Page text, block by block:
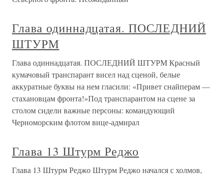
Глава одиннадцатая. ПОСЛЕДНИЙ
ШТУРМ
Глава одиннадцатая. ПОСЛЕДНИЙ ШТУРМ Красный
кумачовый транспарант висел над сценой, белые
аккуратные буквы на нем гласили: «Привет снайперам —
стахановцам фронта!»Под транспарантом на сцене за
столом сидели важные персоны: командующий
Черноморским флотом вице-адмирал
Глава 13 Штурм Реджо
Глава 13 Штурм Реджо Штурм Реджо начался с холмов,